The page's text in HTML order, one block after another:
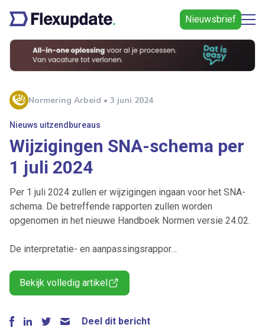
Nieuwsbrief
Normering Arbeid • 3 juni 2024
Nieuws uitzendbureaus
Wijzigingen SNA-schema per
1 juli 2024
Per 1 juli 2024 zullen er wijzigingen ingaan voor het SNA-
schema. De betreffende rapporten zullen worden
opgenomen in het nieuwe Handboek Normen versie 24.02.
De interpretatie- en aanpassingsrappor…
Bekijk volledig artikel
Deel dit bericht